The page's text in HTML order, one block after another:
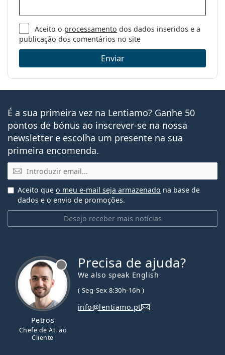
As PureVision 2 são adequadas para utilizadores de
lentes de contacto mensais focados no conforto e na
clareza visual. São ideais para:
Pessoas míopes (
miopia
) ou hipermétropes
(
Aqueles que preferem um período de substituição
mensal e aqueles que usam lentes de contacto
regularmente.
Perguntas mais frequentes sobre
PureVision2
Quanto tempo se podem usar as lentes de
contacto PureVision 2?
Pode-se dormir com lentes de contacto
PureVision 2?
PureVision2 e PureVision 2HD são o mesmo?
O que é melhor? PureVision 2 ou Acuvue Oasys?
caixa:
Peso:
54 g
Outros
Categoria:
Lentes de contacto mensais
Lentes de contacto de uso
prolongado
Lentes de contacto de hidrogel de
silicone
Lentes de contacto
Lentes de contacto esféricas e
asféricas
Aceito o processamento dos dados inseridos e a
publicação dos comentários no site
Enviar
É a sua primeira vez na Lentiamo? Ganhe 50
pontos de bónus ao inscrever-se na nossa
newsletter e escolha um presente na sua
primeira encomenda.
Email
Desejo receber mais notícias
Aceito que o meu e-mail seja armazenado na base de
dados e o envio de promoções.
Petros
Chefe de At. ao
Cliente
Precisa de ajuda?
We also speak English
( Seg-Sex 8:30h-16h )
info@lentiamo.pt